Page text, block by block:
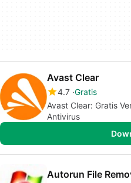
Avast Clear
4.7 Gratis
Avast Clear: Gratis
Antivirus
Autorun File